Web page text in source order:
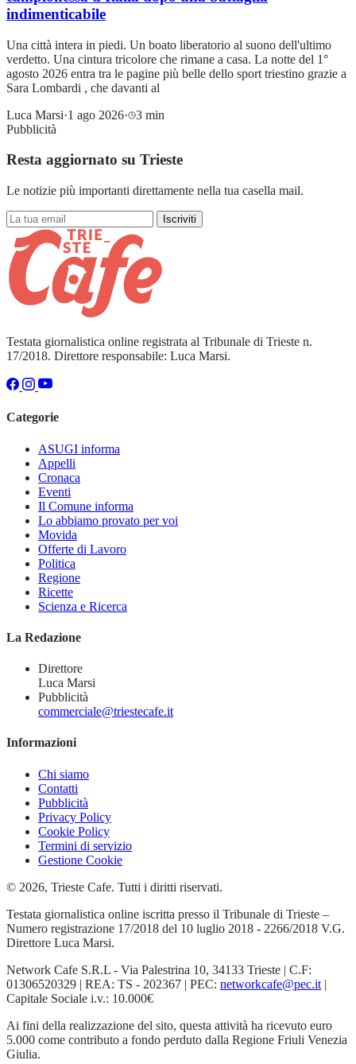
indimenticabile
Una città intera in piedi. Un boato liberatorio al suono dell'ultimo
verdetto. Una cintura tricolore che rimane a casa. La notte del 1°
agosto 2026 entra tra le pagine più belle dello sport triestino grazie a
Sara Lombardi , che davanti al
Luca Marsi·1 ago 2026·
3 min
Pubblicità
Resta aggiornato su Trieste
Le notizie più importanti direttamente nella tua casella mail.
Iscriviti
Testata giornalistica online registrata al Tribunale di Trieste n.
17/2018. Direttore responsabile: Luca Marsi.
Categorie
ASUGI informa
Appelli
Cronaca
Eventi
Il Comune informa
Lo abbiamo provato per voi
Movida
Offerte di Lavoro
Politica
Regione
Ricette
Scienza e Ricerca
La Redazione
Direttore
Luca Marsi
Pubblicità
commerciale@triestecafe.it
Informazioni
Chi siamo
Contatti
Pubblicità
Privacy Policy
Cookie Policy
Termini di servizio
Gestione Cookie
© 2026, Trieste Cafe. Tutti i diritti riservati.
Testata giornalistica online iscritta presso il Tribunale di Trieste –
Numero registrazione 17/2018 del 10 luglio 2018 - 2266/2018 V.G.
Direttore Luca Marsi.
Network Cafe S.R.L - Via Palestrina 10, 34133 Trieste | C.F:
01306520329 | REA: TS - 202367 | PEC: networkcafe@pec.it |
Capitale Sociale i.v.: 10.000€
Ai fini della realizzazione del sito, questa attività ha ricevuto euro
5.000 come contributo a fondo perduto dalla Regione Friuli Venezia
Giulia.